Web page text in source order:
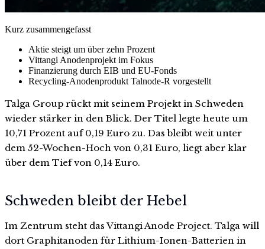
Kurz zusammengefasst
Aktie steigt um über zehn Prozent
Vittangi Anodenprojekt im Fokus
Finanzierung durch EIB und EU-Fonds
Recycling-Anodenprodukt Talnode-R vorgestellt
Talga Group rückt mit seinem Projekt in Schweden
wieder stärker in den Blick. Der Titel legte heute um
10,71 Prozent auf 0,19 Euro zu. Das bleibt weit unter
dem 52-Wochen-Hoch von 0,31 Euro, liegt aber klar
über dem Tief von 0,14 Euro.
Schweden bleibt der Hebel
Im Zentrum steht das Vittangi Anode Project. Talga will
dort Graphitanoden für Lithium-Ionen-Batterien in